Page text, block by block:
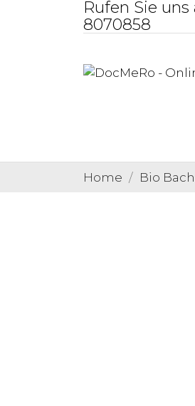
Rufen Sie uns
8070858
Home Bio